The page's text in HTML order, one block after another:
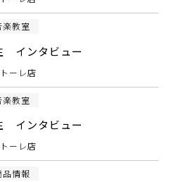
楽教室
インタビュー
ーレ店
楽教室
インタビュー
ーレ店
品情報